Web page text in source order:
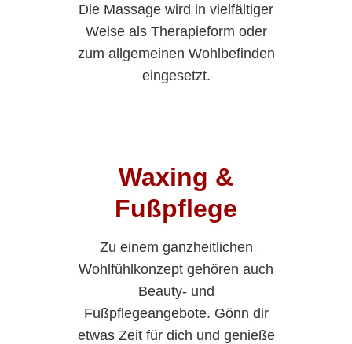
Die Massage wird in vielfältiger
Weise als Therapieform oder
zum allgemeinen Wohlbefinden
eingesetzt.
Waxing &
Fußpflege
Zu einem ganzheitlichen
Wohlfühlkonzept gehören auch
Beauty- und
Fußpflegeangebote. Gönn dir
etwas Zeit für dich und genieße